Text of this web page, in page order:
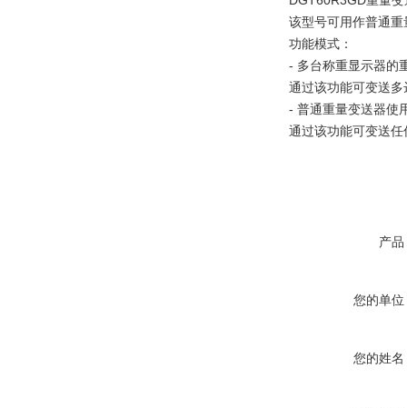
该型号可用作普通
功能模式：
- 多台称重显示器的
通过该功能可变送
- 普通重量变送器使
通过该功能可变送
产品
您的单位
您的姓名